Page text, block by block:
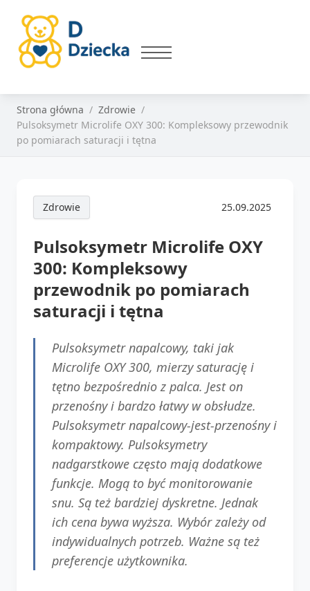
Strona główna
Zdrowie
Pulsoksymetr Microlife OXY 300: Kompleksowy przewodnik
po pomiarach saturacji i tętna
Zdrowie 25.09.2025
Pulsoksymetr Microlife OXY
300: Kompleksowy
przewodnik po pomiarach
saturacji i tętna
Pulsoksymetr napalcowy, taki jak
Microlife OXY 300, mierzy saturację i
tętno bezpośrednio z palca. Jest on
przenośny i bardzo łatwy w obsłudze.
Pulsoksymetr napalcowy-jest-przenośny i
kompaktowy. Pulsoksymetry
nadgarstkowe często mają dodatkowe
funkcje. Mogą to być monitorowanie
snu. Są też bardziej dyskretne. Jednak
ich cena bywa wyższa. Wybór zależy od
indywidualnych potrzeb. Ważne są też
preferencje użytkownika.